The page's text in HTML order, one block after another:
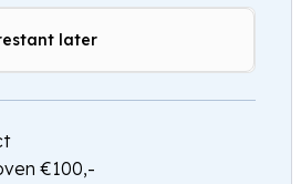
later
€100,-